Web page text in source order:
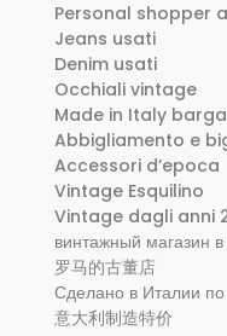
Personal shopper
Jeans usati
Denim usati
Occhiali vintage
Made in Italy
Abbigliamento e
Accessori d’epoca
Vintage Esquilino
Vintage dagli anni
винтажный магазин
罗马的古董店
Сделано в Италии
意大利制造特价